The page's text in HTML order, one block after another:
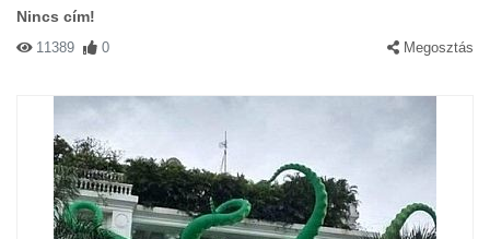
Nincs cím!
11389 0 Megosztás